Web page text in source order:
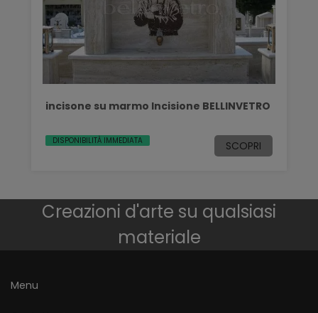
incisone su marmo Incisione BELLINVETRO
DISPONIBILITÀ IMMEDIATA SCOPRI
Creazioni d'arte su qualsiasi
materiale
Menu